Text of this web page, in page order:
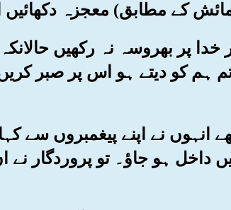
کے مطابق) معجزہ دکھائیں
خدا پر بھروسہ نہ رکھیں
ہم کو دیتے ہو اس پر صبر
تھے انہوں نے اپنے پیغمبروں
داخل ہو جاؤ۔ تو پروردگار